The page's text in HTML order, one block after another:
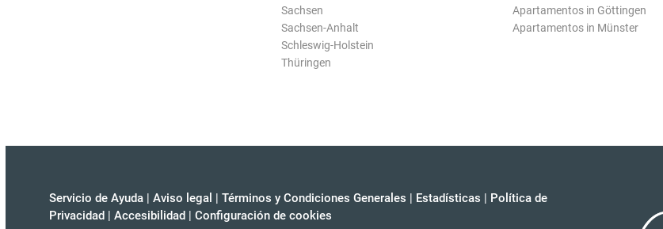
Sachsen
Sachsen-Anhalt
Schleswig-Holstein
Thüringen
Apartamentos in Göttingen
Apartamentos in Münster
Servicio de Ayuda | Aviso legal | Términos y Condiciones Generales | Estadísticas | Política de
Privacidad | Accesibilidad | Configuración de cookies